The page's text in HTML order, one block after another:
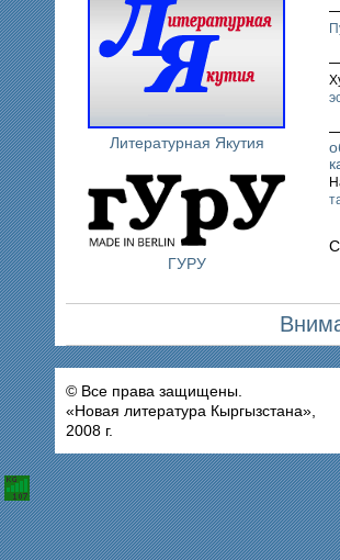
Литературная Якутия
ГУРУ
© Все права защищены.
«Новая литература Кыргызстана»,
2008 г.